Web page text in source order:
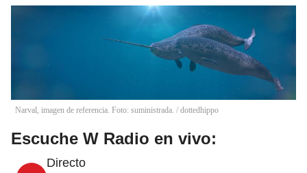
Narval, imagen de referencia. Foto: suministrada. / dottedhippo
Escuche W Radio en vivo:
Directo